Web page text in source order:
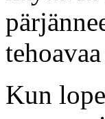
Kun